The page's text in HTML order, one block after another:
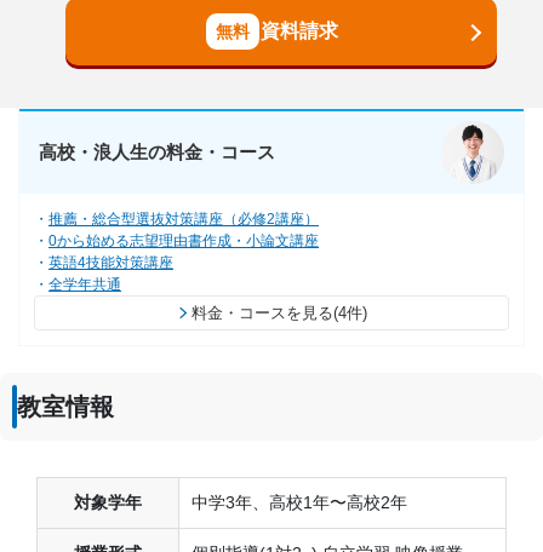
資料請求
高校・浪人生の料金・コース
推薦・総合型選抜対策講座（必修2講座）
0から始める志望理由書作成・小論文講座
英語4技能対策講座
全学年共通
料金・コースを見る(4件)
教室情報
対象学年 中学3年、高校1年〜高校2年